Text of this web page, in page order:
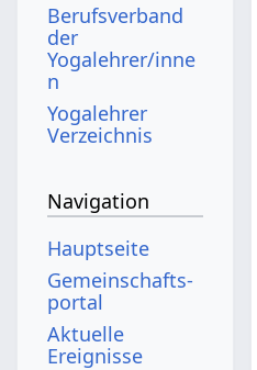
Berufsverband
der
Yogalehrer/inne
n
Yogalehrer
Verzeichnis
Navigation
Hauptseite
Gemeinschafts­
portal
Aktuelle
Ereignisse